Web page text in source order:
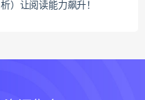
析）让阅读能力飙升！